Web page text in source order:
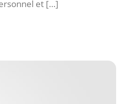
et […]